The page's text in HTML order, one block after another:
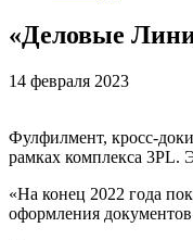
«Деловые
14 февраля 2023
Фулфилмент, кросс-
рамках комплекса 3PL.
«На конец 2022 года
оформления